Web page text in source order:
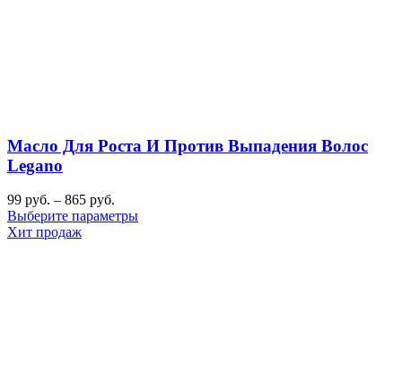
Масло Для Роста И Против Выпадения Волос
Legano
99 руб. – 865 руб.
Выберите параметры
Хит продаж